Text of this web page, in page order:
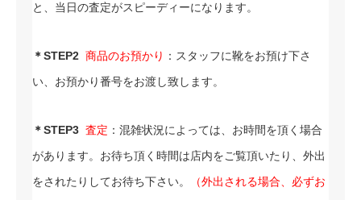
と、当日の査定がスピーディーになります。
＊STEP2 商品のお預かり ：スタッフに靴をお預け下さ
い、お預かり番号をお渡し致します。
＊STEP3 査定 ：混雑状況によっては、お時間を頂く場合
があります。お待ち頂く時間は店内をご覧頂いたり、外出
をされたりしてお待ち下さい。
（外出される場合、必ずお